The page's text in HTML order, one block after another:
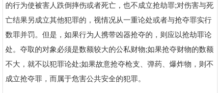
的行为使被害人跌倒摔伤或者死亡，也不成立抢劫罪;对伤害与死
亡结果另成立其他犯罪的，视情况从一重论处或者与抢夺罪实行
数罪并罚。但是，如果行为人携带凶器抢夺的，则应以抢劫罪论
处。夺取的对象必须是数额较大的公私财物;如果抢夺财物的数额
不大，就不以犯罪论处;如果故意抢夺枪支、弹药、爆炸物，则不
成立抢夺罪，而属于危害公共安全的犯罪。